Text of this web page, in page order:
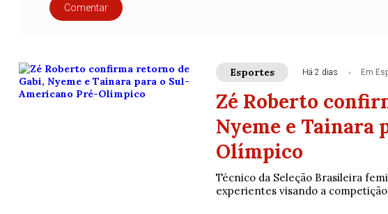
Comentar
Esportes Há 2 dias Em
Zé Roberto
Nyeme e Tainara
Olímpico
Técnico da Seleção Brasileira
experientes visando a